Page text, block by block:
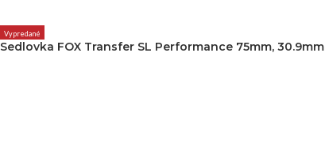
Vypredané
Sedlovka FOX Transfer SL Performance 75mm, 30.9mm